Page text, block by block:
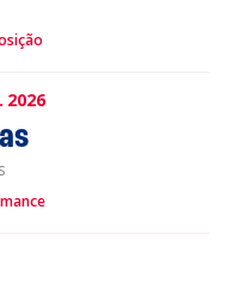
2026